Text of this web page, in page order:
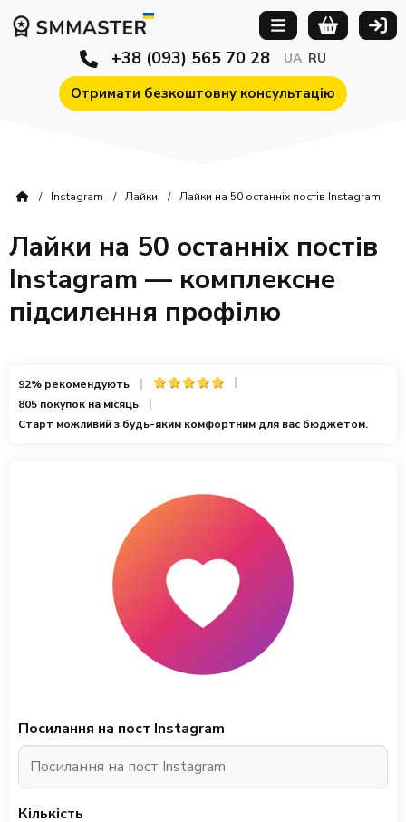
Отримати безкоштовну консультацію
+38 (093) 565 70 28 UA RU
Instagram Лайки Лайки на 50 останніх постів Instagram
Лайки на 50 останніх постів
Instagram — комплексне
підсилення профілю
92% рекомендують
805 покупок на місяць
Старт можливий з будь-яким комфортним для вас бюджетом.
Посилання на пост Instagram
Кількість